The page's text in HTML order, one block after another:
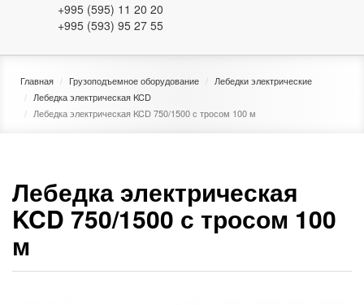
+995 (595) 11 20 20
+995 (593) 95 27 55
Главная Грузоподъемное оборудование
Лебедки электрические
Лебедка электрическая KCD
Лебедка электрическая KCD 750/1500 с тросом 100 м
Лебедка электрическая
KCD 750/1500 с тросом 100
м